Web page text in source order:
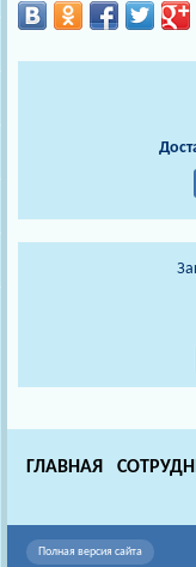
ГЛАВНАЯ
Полная версия сайта